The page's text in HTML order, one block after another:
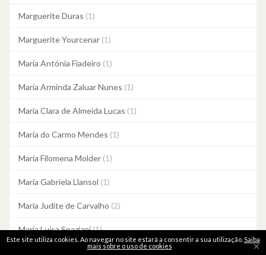
Marguerite Duras (1)
Marguerite Yourcenar (1)
Maria Antónia Fiadeiro (1)
Maria Arminda Zaluar Nunes (1)
Maria Clara de Almeida Lucas (1)
Maria do Carmo Mendes (1)
Maria Filomena Molder (1)
Maria Gabriela Llansol (1)
Maria Judite de Carvalho (2)
Maria Luisa Spaziani(1)
Este site utiliza cookies. Ao navegar no site estará a consentir a sua utilização. Saiba
mais sobre o uso de cookies
×